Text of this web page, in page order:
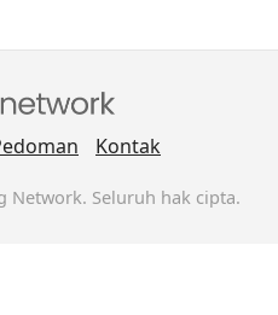
Kontak
Network. Seluruh hak cipta.